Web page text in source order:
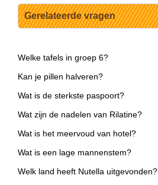
Gerelateerde vragen
Welke tafels in groep 6?
Kan je pillen halveren?
Wat is de sterkste paspoort?
Wat zijn de nadelen van Rilatine?
Wat is het meervoud van hotel?
Wat is een lage mannenstem?
Welk land heeft Nutella uitgevonden?